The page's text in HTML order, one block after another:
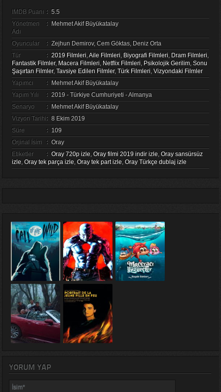
IMDB Puanı : 5.5
Yönetmen
Adı
: Mehmet Akif Büyükatalay
Oyuncular : Zejhun Demirov, Cem Göktas, Deniz Orta
Tür
: 2019 Filmleri,Aile Filmleri, Biyografi Filmleri, Dram Filmleri,
Fantastik Filmler, Macera Filmleri, Netflix Filmleri, Psikolojik Gerilim, Sonu
Şaşırtan Filmler, Tavsiye Edilen Filmler, Türk Filmleri, Vizyondaki Filmler
Yapımcı
: Mehmet Akif Büyükatalay
Yapım Yılı
: 2019 - Türkiye Cumhuriyeti - Almanya
Senaryo
: Mehmet Akif Büyükatalay
Vizyon Tarihi: 8 Ekim 2019
Süre
: 109
Orjinal İsim
: Oray
Etiketler
: Oray 720p izle, Oray filmi 2019 indir izle, Oray sansürsüz
izle, Oray tek parça izle, Oray tek part izle, Oray Türkçe dublaj izle
YORUM YAP